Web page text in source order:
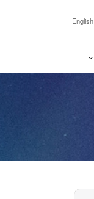
English